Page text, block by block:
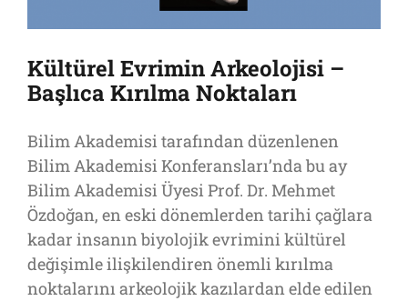
Kültürel Evrimin Arkeolojisi –
Başlıca Kırılma Noktaları
Bilim Akademisi tarafından düzenlenen
Bilim Akademisi Konferansları’nda bu ay
Bilim Akademisi Üyesi Prof. Dr. Mehmet
Özdoğan, en eski dönemlerden tarihi çağlara
kadar insanın biyolojik evrimini kültürel
değişimle ilişkilendiren önemli kırılma
noktalarını arkeolojik kazılardan elde edilen